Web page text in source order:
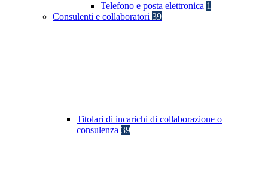
Telefono e posta elettronica 1
Consulenti e collaboratori 39
Titolari di incarichi di collaborazione o
consulenza 39